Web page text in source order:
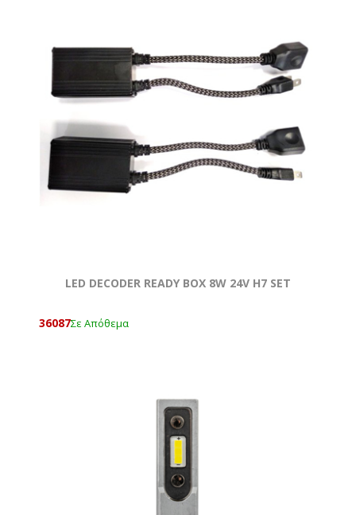
LED DECODER READY BOX 8W 24V H7 SET
36087Σε Απόθεμα